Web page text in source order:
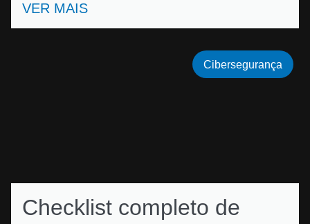
VER MAIS
Checklist completo de
Cibersegurança